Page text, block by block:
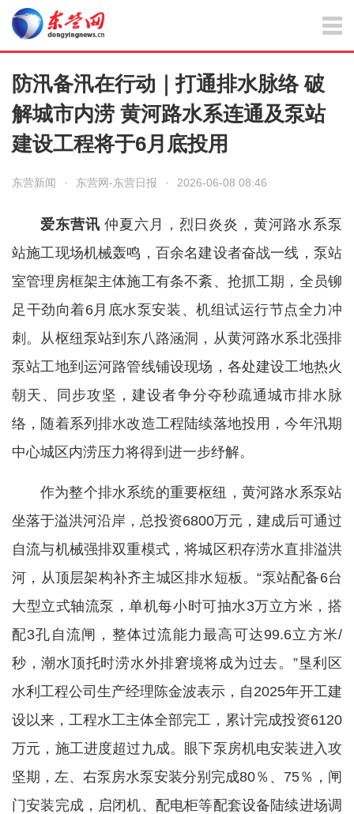
防汛备汛在行动｜打通排水脉络 破
解城市内涝 黄河路水系连通及泵站
建设工程将于6月底投用
东营新闻 · 东营网-东营日报 · 2026-06-08 08:46
爱东营讯 仲夏六月，烈日炎炎，黄河路水系泵
站施工现场机械轰鸣，百余名建设者奋战一线，泵站
室管理房框架主体施工有条不紊、抢抓工期，全员铆
足干劲向着6月底水泵安装、机组试运行节点全力冲
刺。从枢纽泵站到东八路涵洞，从黄河路水系北强排
泵站工地到运河路管线铺设现场，各处建设工地热火
朝天、同步攻坚，建设者争分夺秒疏通城市排水脉
络，随着系列排水改造工程陆续落地投用，今年汛期
中心城区内涝压力将得到进一步纾解。
作为整个排水系统的重要枢纽，黄河路水系泵站
坐落于溢洪河沿岸，总投资6800万元，建成后可通过
自流与机械强排双重模式，将城区积存涝水直排溢洪
河，从顶层架构补齐主城区排水短板。“泵站配备6台
大型立式轴流泵，单机每小时可抽水3万立方米，搭
配3孔自流闸，整体过流能力最高可达99.6立方米/
秒，潮水顶托时涝水外排窘境将成为过去。”垦利区
水利工程公司生产经理陈金波表示，自2025年开工建
设以来，工程水工主体全部完工，累计完成投资6120
万元，施工进度超过九成。眼下泵房机电安装进入攻
坚期，左、右泵房水泵安装分别完成80％、75％，闸
门安装完成，启闭机、配电柜等配套设备陆续进场调